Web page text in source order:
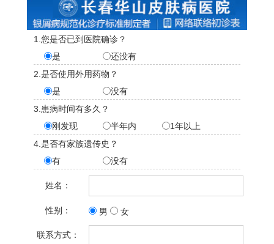
1.您是否已到医院确诊？
是
还没有
2.是否使用外用药物？
是
没有
3.患病时间有多久？
刚发现
半年内
1年以上
4.是否有家族遗传史？
有
没有
姓名：
性别： 男 女
联系方式：